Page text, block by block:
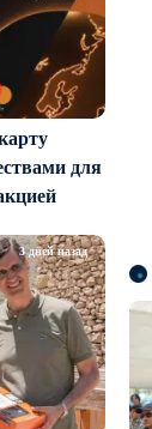
для
3 дней назад